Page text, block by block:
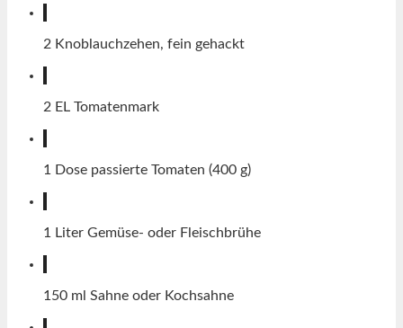
2 Knoblauchzehen, fein gehackt
2 EL Tomatenmark
1 Dose passierte Tomaten (400 g)
1 Liter Gemüse- oder Fleischbrühe
150 ml Sahne oder Kochsahne